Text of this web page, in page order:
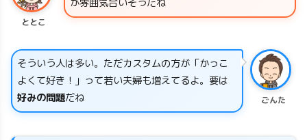
ととこ
が雰囲気合いそうだね
ごんた
そういう人は多い。ただカスタムの方が「かっこ
よくて好き！」って若い夫婦も増えてるよ。要は
好みの問題だね